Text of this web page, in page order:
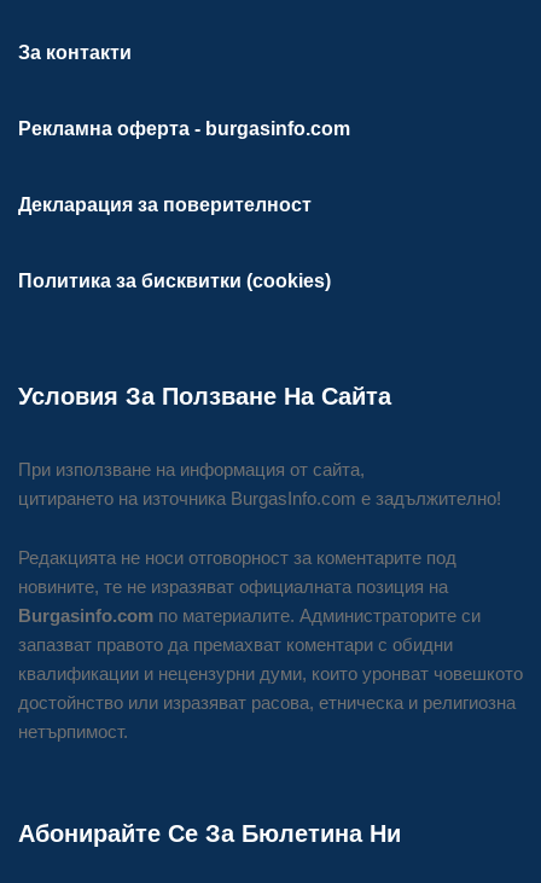
За контакти
Рекламна оферта - burgasinfo.com
Декларация за поверителност
Политика за бисквитки (cookies)
Условия За Ползване На Сайта
При използване на информация от сайта,
цитирането на източника BurgasInfo.com е задължително!
Редакцията не носи отговорност за коментарите под
новините, те не изразяват официалната позиция на
Burgasinfo.com по материалите. Администраторите си
запазват правото да премахват коментари с обидни
квалификации и нецензурни думи, които уронват човешкото
достойнство или изразяват расова, етническа и религиозна
нетърпимост.
Абонирайте Се За Бюлетина Ни